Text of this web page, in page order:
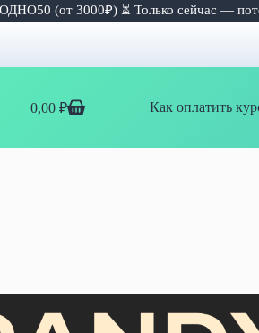
(от 3000₽) ⏳ Только сейчас —
Корзина
0,00 ₽ Как оплатить